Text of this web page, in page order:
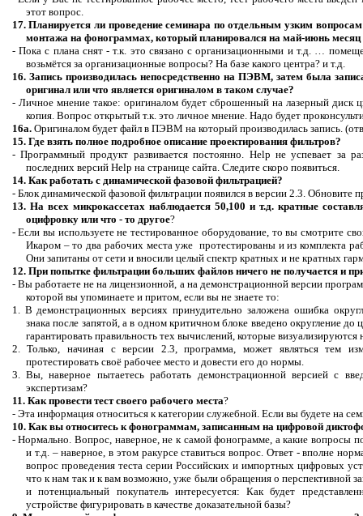
этот вопрос.
17. Планируется ли проведение семинара по отдельным узким вопросам
монтажа на фонограммах, который планировался на май-июнь месяц
- Пока с плана снят- т.к. это связано с организационными и т.д. …
возьмётся за организационные вопросы? На базекакого центра? и т.д.
16. Запись производилась непосредственно на ПЭВМ, затем была
оригинал или что является оригиналом в таком случае?
- Личное мнение такое: оригиналом будет сброшенный на лазерный диск
копия. Вопрос открытый т.к. это личное мнение. Надо будет
16а.Оригиналом будет файл в ПЭВМ на который производилась запись.(о
15. Где взять полное подробное описание проектирования фильтров?
- Программный продукт развивается постоянно. Help не успевает за
последних версий Help на странице сайта. Следите скоро появиться.
14. Как работать с динамической фазовой фильтрацией?
- Блок динамической фазовой фильтрации появился в версии 2.3. Обновите
13. На всех микрокассетахнаблюдается 50,100 и т.д. кратные
оцифровку или что - то другое?
- Если вы используете не тестированное оборудование, то вы смотрите
Икаром – то два рабочих места уже протестированы и из комплекта
Они запитаны от сети и вносили целый спектр кратных и не кратных
12. При попытке фильтрации больших файлов ничего не получается и
- Вы работаете не на лицензионной, а на демонстрационной версии
которой вы упоминаете и притом, если вы не знаете то:
1. В демонстрационных версиях принудительно заложена ошибка
знака после запятой, а в одном критичном блоке введено округление
гарантировать правильность тех вычислений, которые визуализируются
2. Только, начиная с версии 2.3, программа, может являться тем
протестировать своё рабочее место и довести его до нормы.
3. Вы,наверное пытаетесь работать демонстрационной версией с
экспертизам?
11. Как провести тест своего рабочего места?
- Эта информация относиться к категории служебной. Если вы будете на
10. Как вы относитесь к фонограммам, записанным на цифровой
- Нормально. Вопрос, наверное, не к самой фонограмме, а какие вопросы
и т.д. – наверное, в этом ракурсе ставиться вопрос. Ответ - вполне
вопрос проведения теста серии Российских и импортных цифровых
что к нам так и к вам возможно, уже были обращения о перспективной
и потенциальный покупатель интересуется: Как будет
устройстве фигурировать в качестве доказательной базы?